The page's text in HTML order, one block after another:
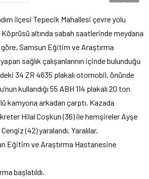
ilçesi Tepecik Mahallesi çevre yolu
altında sabah saatlerinde meydana
Samsun Eğitim ve Araştırma
sağlık çalışanlarının içinde bulunduğu
34 ZR 4635 plakalı otomobil, önünde
kullandığı 55 ABH 114 plakalı 20 ton
kamyona arkadan çarptı. Kazada
Hilal Coşkun (36) ile hemşireler Ayşe
(42) yaralandı. Yaralılar,
Eğitim ve Araştırma Hastanesine
başlatıldı.